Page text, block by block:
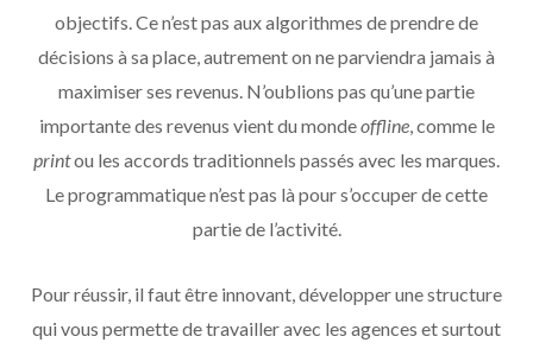
objectifs. Ce n’est pas aux algorithmes de prendre de
décisions à sa place, autrement on ne parviendra jamais à
maximiser ses revenus. N’oublions pas qu’une partie
importante des revenus vient du mondeoffline, comme le
printou les accords traditionnels passés avec les marques.
Le programmatique n’est pas là pour s’occuper de cette
partie de l’activité.
Pour réussir, il faut être innovant, développer une structure
qui vous permette de travailler avec les agences et surtout